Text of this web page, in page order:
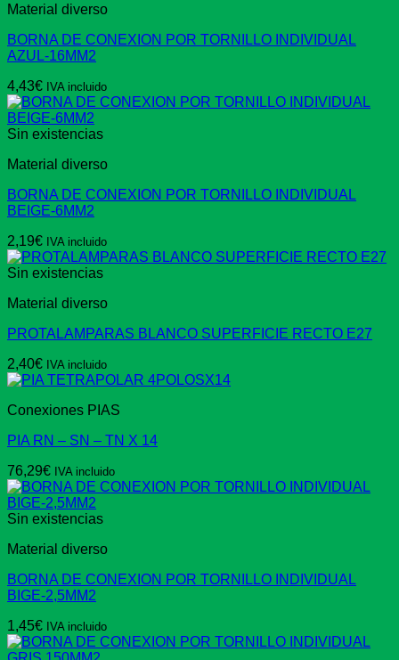
Material diverso
BORNA DE CONEXION POR TORNILLO INDIVIDUAL
AZUL-16MM2
4,43€ IVA incluido
Sin existencias
Material diverso
BORNA DE CONEXION POR TORNILLO INDIVIDUAL
BEIGE-6MM2
2,19€ IVA incluido
Sin existencias
Material diverso
PROTALAMPARAS BLANCO SUPERFICIE RECTO E27
2,40€ IVA incluido
Conexiones PIAS
PIA RN – SN – TN X 14
76,29€ IVA incluido
Sin existencias
Material diverso
BORNA DE CONEXION POR TORNILLO INDIVIDUAL
BIGE-2,5MM2
1,45€ IVA incluido